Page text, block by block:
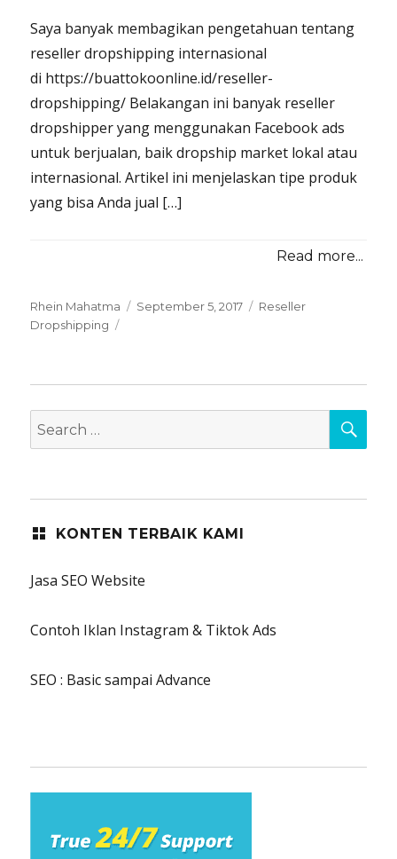
Saya banyak membagikan pengetahuan tentang
reseller dropshipping internasional
di https://buattokoonline.id/reseller-
dropshipping/ Belakangan ini banyak reseller
dropshipper yang menggunakan Facebook ads
untuk berjualan, baik dropship market lokal atau
internasional. Artikel ini menjelaskan tipe produk
yang bisa Anda jual […]
Read more...
Rhein Mahatma
Posted
September 5, 2017 Categories
Reseller
Dropshipping
Search
for:
KONTEN TERBAIK KAMI
Jasa SEO Website
Contoh Iklan Instagram & Tiktok Ads
SEO : Basic sampai Advance